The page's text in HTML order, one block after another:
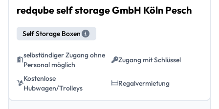
redqube self storage GmbH Köln Pesch
Self Storage Boxen
selbständiger Zugang ohne
Personal möglich
Zugang mit Schlüssel
Kostenlose
Hubwagen/Trolleys
Regalvermietung